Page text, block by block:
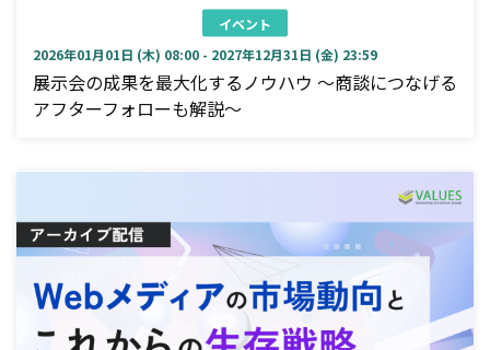
イベント
2026年01月01日 (木) 08:00 - 2027年12月31日 (金) 23:59
展示会の成果を最大化するノウハウ ～商談につなげる
アフターフォローも解説～